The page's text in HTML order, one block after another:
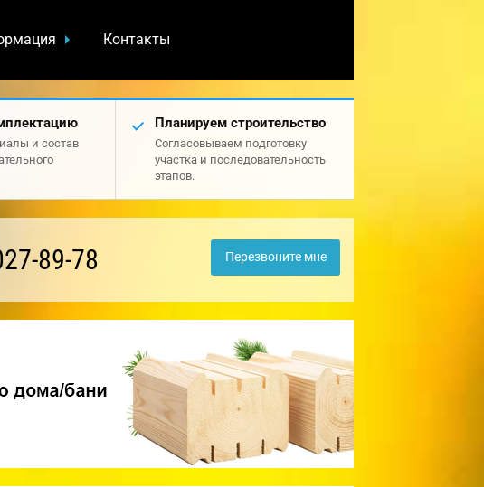
Контакты
и состав
Планируем строительство
Согласовываем подготовку
участка и последовательность
этапов.
89-78 Перезвоните мне